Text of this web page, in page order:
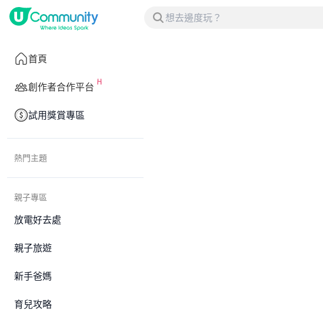
首頁
創作者合作平台
試用獎賞專區
熱門主題
親子專區
放電好去處
親子旅遊
新手爸媽
育兒攻略